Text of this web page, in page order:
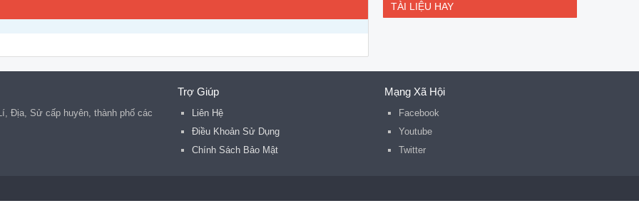
TÀI LIỆU HAY
Địa, Sử cấp huyên, thành phố các
Trợ Giúp
Liên Hệ
Điều Khoản Sử Dụng
Chính Sách Bảo Mật
Mạng Xã Hội
Facebook
Youtube
Twitter